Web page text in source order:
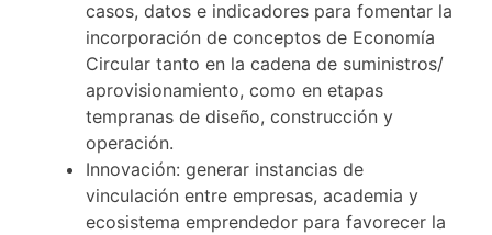
casos, datos e indicadores para fomentar la
incorporación de conceptos de Economía
Circular tanto en la cadena de suministros/
aprovisionamiento, como en etapas
tempranas de diseño, construcción y
operación.
Innovación: generar instancias de
vinculación entre empresas, academia y
ecosistema emprendedor para favorecer la